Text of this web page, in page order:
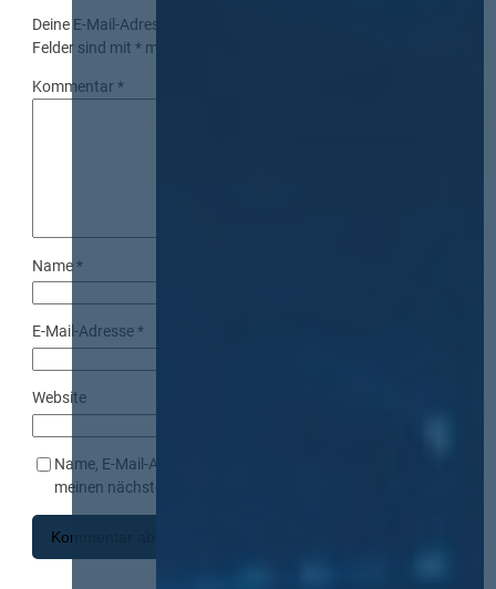
Deine E-Mail-Adresse wird nicht veröffentlicht.
Felder sind mit* markiert
Kommentar*
Name*
E-Mail-Adresse*
Website
Name, E-Mail-Adresse und Website in diesem Browser für
meinen nächsten Kommentar speichern.